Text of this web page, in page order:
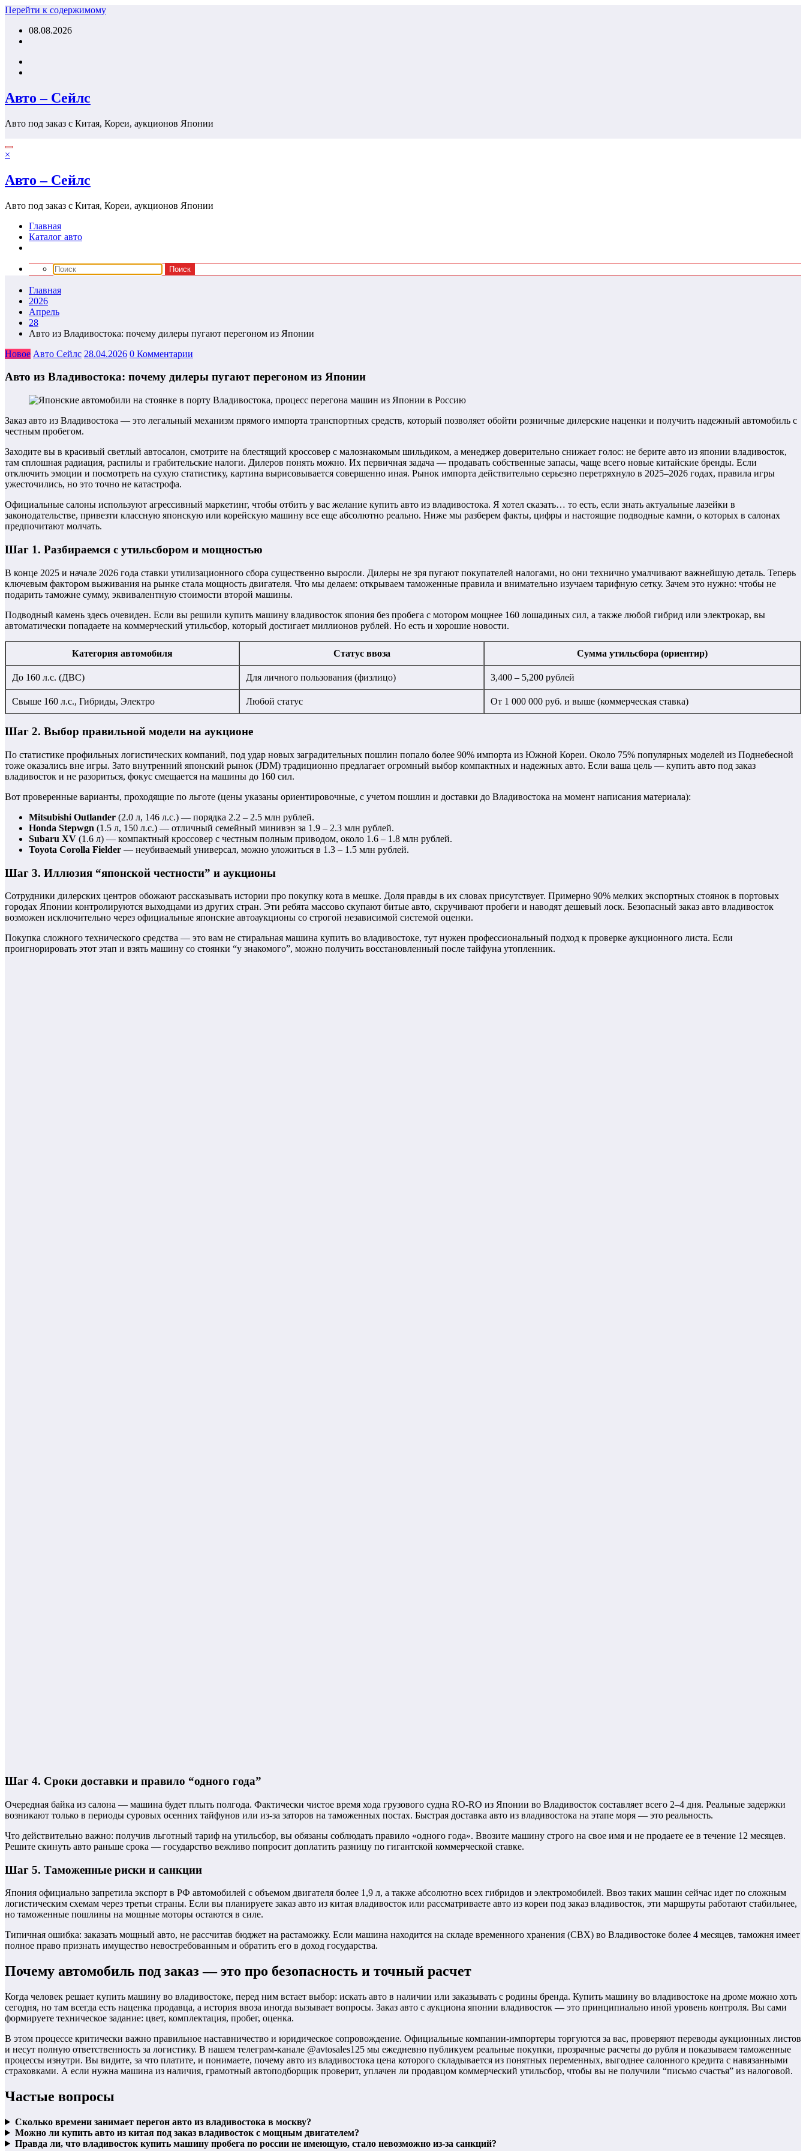
Перейти к содержимому
08.08.2026
Авто – Сейлс
Авто под заказ с Китая, Кореи, аукционов Японии
×
Авто – Сейлс
Авто под заказ с Китая, Кореи, аукционов Японии
Главная
Каталог авто
Главная
2026
Апрель
28
Авто из Владивостока: почему дилеры пугают перегоном из Японии
Новое Авто Сейлс 28.04.2026 0 Комментарии
Авто из Владивостока: почему дилеры пугают перегоном из Японии
Заказ авто из Владивостока — это легальный механизм прямого импорта транспортных средств, который позволяет обойти розничные дилерские наценки и получить надежный автомобиль с
честным пробегом.
Заходите вы в красивый светлый автосалон, смотрите на блестящий кроссовер с малознакомым шильдиком, а менеджер доверительно снижает голос: не берите авто из японии владивосток,
там сплошная радиация, распилы и грабительские налоги. Дилеров понять можно. Их первичная задача — продавать собственные запасы, чаще всего новые китайские бренды. Если
отключить эмоции и посмотреть на сухую статистику, картина вырисовывается совершенно иная. Рынок импорта действительно серьезно перетряхнуло в 2025–2026 годах, правила игры
ужесточились, но это точно не катастрофа.
Официальные салоны используют агрессивный маркетинг, чтобы отбить у вас желание купить авто из владивостока. Я хотел сказать… то есть, если знать актуальные лазейки в
законодательстве, привезти классную японскую или корейскую машину все еще абсолютно реально. Ниже мы разберем факты, цифры и настоящие подводные камни, о которых в салонах
предпочитают молчать.
Шаг 1. Разбираемся с утильсбором и мощностью
В конце 2025 и начале 2026 года ставки утилизационного сбора существенно выросли. Дилеры не зря пугают покупателей налогами, но они технично умалчивают важнейшую деталь. Теперь
ключевым фактором выживания на рынке стала мощность двигателя. Что мы делаем: открываем таможенные правила и внимательно изучаем тарифную сетку. Зачем это нужно: чтобы не
подарить таможне сумму, эквивалентную стоимости второй машины.
Подводный камень здесь очевиден. Если вы решили купить машину владивосток япония без пробега с мотором мощнее 160 лошадиных сил, а также любой гибрид или электрокар, вы
автоматически попадаете на коммерческий утильсбор, который достигает миллионов рублей. Но есть и хорошие новости.
Категория автомобиля Статус ввоза Сумма утильсбора (ориентир)
До 160 л.с. (ДВС) Для личного пользования (физлицо) 3,400 – 5,200 рублей
Свыше 160 л.с., Гибриды, Электро Любой статус От 1 000 000 руб. и выше (коммерческая ставка)
Шаг 2. Выбор правильной модели на аукционе
По статистике профильных логистических компаний, под удар новых заградительных пошлин попало более 90% импорта из Южной Кореи. Около 75% популярных моделей из Поднебесной
тоже оказались вне игры. Зато внутренний японский рынок (JDM) традиционно предлагает огромный выбор компактных и надежных авто. Если ваша цель — купить авто под заказ
владивосток и не разориться, фокус смещается на машины до 160 сил.
Вот проверенные варианты, проходящие по льготе (цены указаны ориентировочные, с учетом пошлин и доставки до Владивостока на момент написания материала):
Mitsubishi Outlander (2.0 л, 146 л.с.) — порядка 2.2 – 2.5 млн рублей.
Honda Stepwgn (1.5 л, 150 л.с.) — отличный семейный минивэн за 1.9 – 2.3 млн рублей.
Subaru XV (1.6 л) — компактный кроссовер с честным полным приводом, около 1.6 – 1.8 млн рублей.
Toyota Corolla Fielder — неубиваемый универсал, можно уложиться в 1.3 – 1.5 млн рублей.
Шаг 3. Иллюзия “японской честности” и аукционы
Сотрудники дилерских центров обожают рассказывать истории про покупку кота в мешке. Доля правды в их словах присутствует. Примерно 90% мелких экспортных стоянок в портовых
городах Японии контролируются выходцами из других стран. Эти ребята массово скупают битые авто, скручивают пробеги и наводят дешевый лоск. Безопасный заказ авто владивосток
возможен исключительно через официальные японские автоаукционы со строгой независимой системой оценки.
Покупка сложного технического средства — это вам не стиральная машина купить во владивостоке, тут нужен профессиональный подход к проверке аукционного листа. Если
проигнорировать этот этап и взять машину со стоянки “у знакомого”, можно получить восстановленный после тайфуна утопленник.
Шаг 4. Сроки доставки и правило “одного года”
Очередная байка из салона — машина будет плыть полгода. Фактически чистое время хода грузового судна RO-RO из Японии во Владивосток составляет всего 2–4 дня. Реальные задержки
возникают только в периоды суровых осенних тайфунов или из-за заторов на таможенных постах. Быстрая доставка авто из владивостока на этапе моря — это реальность.
Что действительно важно: получив льготный тариф на утильсбор, вы обязаны соблюдать правило «одного года». Ввозите машину строго на свое имя и не продаете ее в течение 12 месяцев.
Решите скинуть авто раньше срока — государство вежливо попросит доплатить разницу по гигантской коммерческой ставке.
Шаг 5. Таможенные риски и санкции
Япония официально запретила экспорт в РФ автомобилей с объемом двигателя более 1,9 л, а также абсолютно всех гибридов и электромобилей. Ввоз таких машин сейчас идет по сложным
логистическим схемам через третьи страны. Если вы планируете заказ авто из китая владивосток или рассматриваете авто из кореи под заказ владивосток, эти маршруты работают стабильнее,
но таможенные пошлины на мощные моторы остаются в силе.
Типичная ошибка: заказать мощный авто, не рассчитав бюджет на растаможку. Если машина находится на складе временного хранения (СВХ) во Владивостоке более 4 месяцев, таможня имеет
полное право признать имущество невостребованным и обратить его в доход государства.
Почему автомобиль под заказ — это про безопасность и точный расчет
Когда человек решает купить машину во владивостоке, перед ним встает выбор: искать авто в наличии или заказывать с родины бренда. Купить машину во владивостоке на дроме можно хоть
сегодня, но там всегда есть наценка продавца, а история ввоза иногда вызывает вопросы. Заказ авто с аукциона японии владивосток — это принципиально иной уровень контроля. Вы сами
формируете техническое задание: цвет, комплектация, пробег, оценка.
В этом процессе критически важно правильное наставничество и юридическое сопровождение. Официальные компании-импортеры торгуются за вас, проверяют переводы аукционных листов
и несут полную ответственность за логистику. В нашем телеграм-канале @avtosales125 мы ежедневно публикуем реальные покупки, прозрачные расчеты до рубля и показываем таможенные
процессы изнутри. Вы видите, за что платите, и понимаете, почему авто из владивостока цена которого складывается из понятных переменных, выгоднее салонного кредита с навязанными
страховками. А если нужна машина из наличия, грамотный автоподборщик проверит, уплачен ли продавцом коммерческий утильсбор, чтобы вы не получили “письмо счастья” из налоговой.
Частые вопросы
Сколько времени занимает перегон авто из владивостока в москву?
Можно ли купить авто из китая под заказ владивосток с мощным двигателем?
Правда ли, что владивосток купить машину пробега по россии не имеющую, стало невозможно из-за санкций?